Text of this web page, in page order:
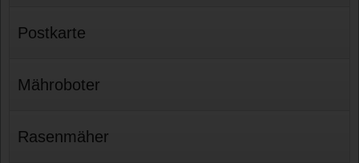
Postkarte
Mähroboter
Rasenmäher